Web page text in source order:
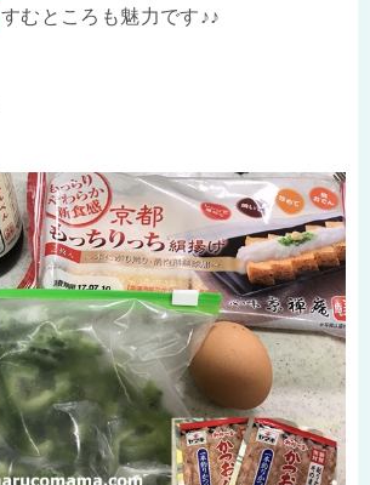
すむところも魅力です♪♪